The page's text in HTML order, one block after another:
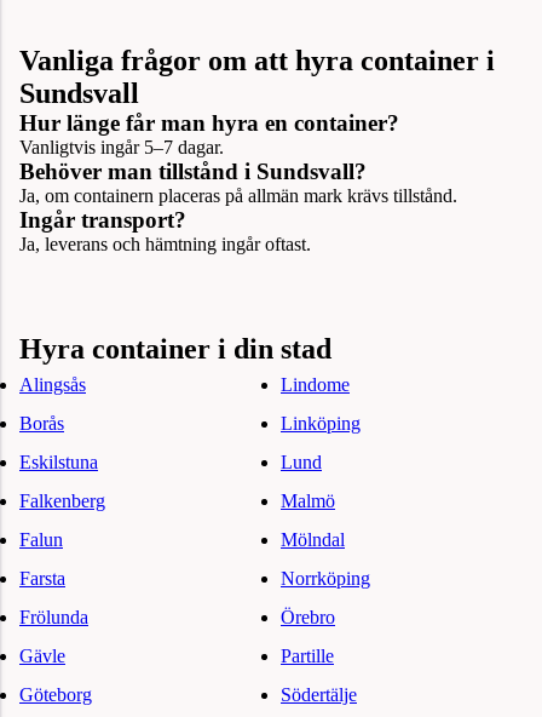
Vanliga frågor om att hyra container i
Sundsvall
Hur länge får man hyra en container?
Vanligtvis ingår 5–7 dagar.
Behöver man tillstånd i Sundsvall?
Ja, om containern placeras på allmän mark krävs tillstånd.
Ingår transport?
Ja, leverans och hämtning ingår oftast.
Hyra container i din stad
Alingsås
Borås
Eskilstuna
Falkenberg
Falun
Farsta
Frölunda
Gävle
Göteborg
Lindome
Linköping
Lund
Malmö
Mölndal
Norrköping
Örebro
Partille
Södertälje